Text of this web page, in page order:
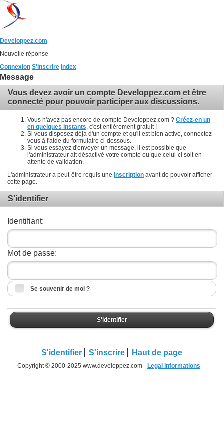
Developpez.com
Nouvelle réponse
Connexion S'inscrire Index
Message
Vous devez avoir un compte Developpez.com et être
connecté pour pouvoir participer aux discussions.
Vous n'avez pas encore de compte Developpez.com ? Créez-en un
en quelques instants , c'est entièrement gratuit !
Si vous disposez déjà d'un compte et qu'il est bien activé, connectez-
vous à l'aide du formulaire ci-dessous.
Si vous essayez d'envoyer un message, il est possible que
l'administrateur ait désactivé votre compte ou que celui-ci soit en
attente de validation.
L'administrateur a peut-être requis une inscription avant de pouvoir afficher
cette page.
S'identifier
Identifiant:
Mot de passe:
Se souvenir de moi ?
S'identifier
S'identifier S'inscrire Haut de page
Copyright © 2000-2025 www.developpez.com - Legal informations